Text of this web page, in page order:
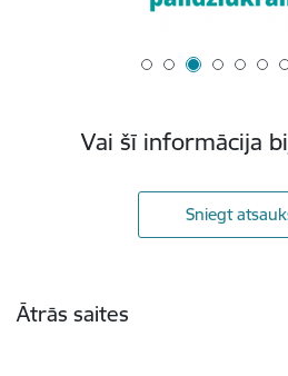
Vai šī informācija
Sniegt
Ātrās saites